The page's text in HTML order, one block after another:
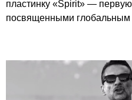
пластинку «Spirit» —
посвященными глобальным